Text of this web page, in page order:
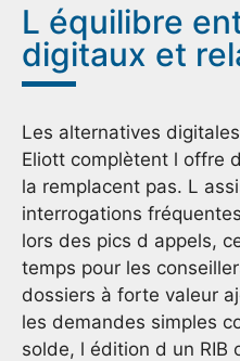
L équilibre
digitaux et
Les alternatives
Eliott complètent l offre
la remplacent pas. L
interrogations
lors des pics d appels,
temps pour les
dossiers à forte valeur
les demandes simples
solde, l édition d un RIB